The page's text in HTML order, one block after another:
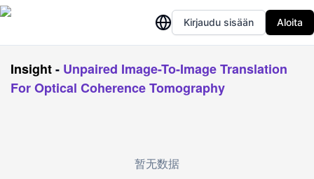
Kirjaudu sisään Aloita
Insight- Unpaired Image-To-Image Translation
For Optical Coherence Tomography
暂无数据